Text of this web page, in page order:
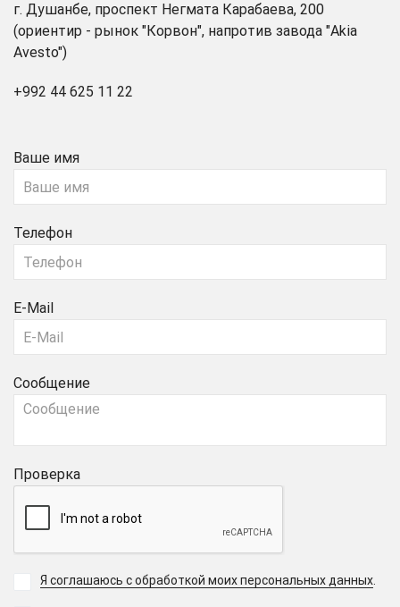
г. Душанбе, проспект Негмата Карабаева, 200
(ориентир - рынок "Корвон", напротив завода "Akia
Avesto")
+992 44 625 11 22
Ваше имя
Телефон
E-Mail
Сообщение
Проверка
Я соглашаюсь с обработкой моих персональных данных.